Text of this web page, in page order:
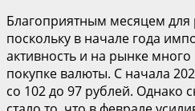
Благоприятным месяцем для
поскольку в начале года
активность и на рынке
покупке валюты. С начала
со 102 до 97 рублей. Однако